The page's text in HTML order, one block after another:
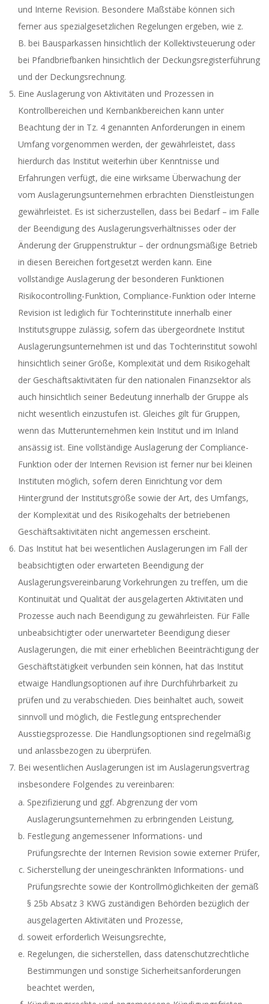
und Interne Revision. Besondere Maßstäbe können sich
ferner aus spezialgesetzlichen Regelungen ergeben, wie z.
B. bei Bausparkassen hinsichtlich der Kollektivsteuerung oder
bei Pfandbriefbanken hinsichtlich der Deckungsregisterführung
und der Deckungsrechnung.
Eine Auslagerung von Aktivitäten und Prozessen in
Kontrollbereichen und Kernbankbereichen kann unter
Beachtung der in Tz. 4 genannten Anforderungen in einem
Umfang vorgenommen werden, der gewährleistet, dass
hierdurch das Institut weiterhin über Kenntnisse und
Erfahrungen verfügt, die eine wirksame Überwachung der
vom Auslagerungsunternehmen erbrachten Dienstleistungen
gewährleistet. Es ist sicherzustellen, dass bei Bedarf – im Falle
der Beendigung des Auslagerungsverhältnisses oder der
Änderung der Gruppenstruktur – der ordnungsmäßige Betrieb
in diesen Bereichen fortgesetzt werden kann. Eine
vollständige Auslagerung der besonderen Funktionen
Risikocontrolling-Funktion, Compliance-Funktion oder Interne
Revision ist lediglich für Tochterinstitute innerhalb einer
Institutsgruppe zulässig, sofern das übergeordnete Institut
Auslagerungsunternehmen ist und das Tochterinstitut sowohl
hinsichtlich seiner Größe, Komplexität und dem Risikogehalt
der Geschäftsaktivitäten für den nationalen Finanzsektor als
auch hinsichtlich seiner Bedeutung innerhalb der Gruppe als
nicht wesentlich einzustufen ist. Gleiches gilt für Gruppen,
wenn das Mutterunternehmen kein Institut und im Inland
ansässig ist. Eine vollständige Auslagerung der Compliance-
Funktion oder der Internen Revision ist ferner nur bei kleinen
Instituten möglich, sofern deren Einrichtung vor dem
Hintergrund der Institutsgröße sowie der Art, des Umfangs,
der Komplexität und des Risikogehalts der betriebenen
Geschäftsaktivitäten nicht angemessen erscheint.
Das Institut hat bei wesentlichen Auslagerungen im Fall der
beabsichtigten oder erwarteten Beendigung der
Auslagerungsvereinbarung Vorkehrungen zu treffen, um die
Kontinuität und Qualität der ausgelagerten Aktivitäten und
Prozesse auch nach Beendigung zu gewährleisten. Für Fälle
unbeabsichtigter oder unerwarteter Beendigung dieser
Auslagerungen, die mit einer erheblichen Beeinträchtigung der
Geschäftstätigkeit verbunden sein können, hat das Institut
etwaige Handlungsoptionen auf ihre Durchführbarkeit zu
prüfen und zu verabschieden. Dies beinhaltet auch, soweit
sinnvoll und möglich, die Festlegung entsprechender
Ausstiegsprozesse. Die Handlungsoptionen sind regelmäßig
und anlassbezogen zu überprüfen.
Bei wesentlichen Auslagerungen ist im Auslagerungsvertrag
insbesondere Folgendes zu vereinbaren:
Spezifizierung und ggf. Abgrenzung der vom
Auslagerungsunternehmen zu erbringenden Leistung,
Festlegung angemessener Informations- und
Prüfungsrechte der Internen Revision sowie externer Prüfer,
Sicherstellung der uneingeschränkten Informations- und
Prüfungsrechte sowie der Kontrollmöglichkeiten der gemäß
§ 25b Absatz 3 KWG zuständigen Behörden bezüglich der
ausgelagerten Aktivitäten und Prozesse,
soweit erforderlich Weisungsrechte,
Regelungen, die sicherstellen, dass datenschutzrechtliche
Bestimmungen und sonstige Sicherheitsanforderungen
beachtet werden,